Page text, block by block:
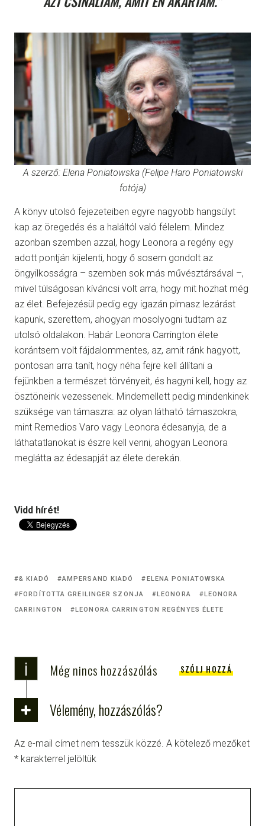
A szerző: Elena Poniatowska (Felipe Haro Poniatowski
fotója)
A könyv utolsó fejezeteiben egyre nagyobb hangsúlyt
kap az öregedés és a haláltól való félelem. Mindez
azonban szemben azzal, hogy Leonora a regény egy
adott pontján kijelenti, hogy ő sosem gondolt az
öngyilkosságra – szemben sok más művésztársával –,
mivel túlságosan kíváncsi volt arra, hogy mit hozhat még
az élet. Befejezésül pedig egy igazán pimasz lezárást
kapunk, szerettem, ahogyan mosolyogni tudtam az
utolsó oldalakon. Habár Leonora Carrington élete
korántsem volt fájdalommentes, az, amit ránk hagyott,
pontosan arra tanít, hogy néha fejre kell állítani a
fejünkben a természet törvényeit, és hagyni kell, hogy az
ösztöneink vezessenek. Mindemellett pedig mindenkinek
szüksége van támaszra: az olyan látható támaszokra,
mint Remedios Varo vagy Leonora édesanyja, de a
láthatatlanokat is észre kell venni, ahogyan Leonora
meglátta az édesapját az élete derekán.
Vidd hírét!
& KIADÓ AMPERSAND KIADÓ
ELENA PONIATOWSKA
FORDÍTOTTA GREILINGER SZONJA
LEONORA
LEONORA
CARRINGTON
LEONORA CARRINGTON REGÉNYES ÉLETE
i Még nincs hozzászólás SZÓLJ HOZZÁ
Vélemény, hozzászólás?
Az e-mail címet nem tesszük közzé. A kötelező mezőket
* karakterrel jelöltük